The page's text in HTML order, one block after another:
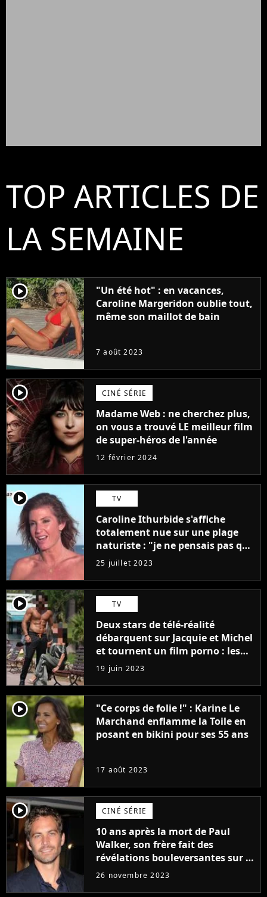
TOP ARTICLES DE
LA SEMAINE
player2
"Un été hot" : en vacances,
Caroline Margeridon oublie tout,
même son maillot de bain
7 août 2023
player2 CINÉ SÉRIE
Madame Web : ne cherchez plus,
on vous a trouvé LE meilleur film
de super-héros de l'année
12 février 2024
player2 TV
Caroline Ithurbide s'affiche
totalement nue sur une plage
naturiste : "je ne pensais pas que
j'arriverais à le faire..."
25 juillet 2023
player2 TV
Deux stars de télé-réalité
débarquent sur Jacquie et Michel
et tournent un film porno : les
premières images du tournage
(exclu)
19 juin 2023
player2
"Ce corps de folie !" : Karine Le
Marchand enflamme la Toile en
posant en bikini pour ses 55 ans
17 août 2023
player2 CINÉ SÉRIE
10 ans après la mort de Paul
Walker, son frère fait des
révélations bouleversantes sur la
réaction des acteurs de Fast and
26 novembre 2023